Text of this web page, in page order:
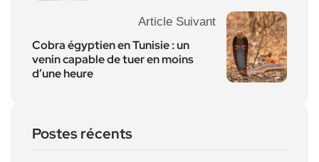
Article Suivant
Cobra égyptien en Tunisie : un
venin capable de tuer en moins
d’une heure
Postes récents